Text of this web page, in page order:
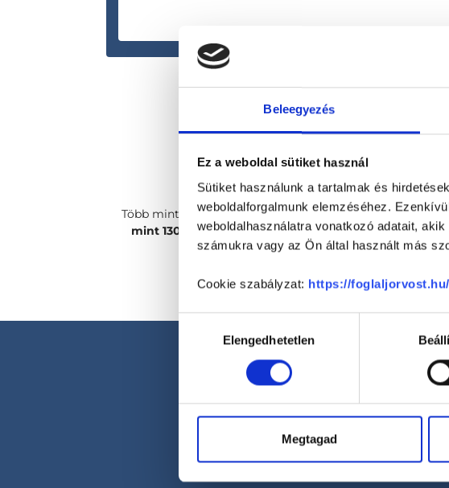
Beleegyezés
Ez a weboldal sütiket használ
Sütiket használunk a tartalmak és
weboldalforgalmunk elemzéséhez.
weboldalhasználatra vonatkozó adatait,
számukra vagy az Ön által használt más
Cookie szabályzat: https://
Hozzájárulás
kiválasztásaElengedhetetlen
Megtagad
Több mint
2400 magánorvosunk, több
mint 130 szakterületencsak rád vár!